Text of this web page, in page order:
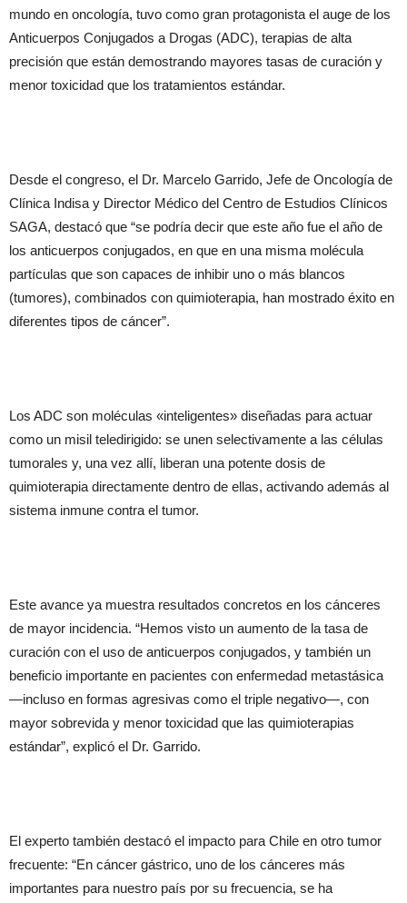
mundo en oncología, tuvo como gran protagonista el auge de los
Anticuerpos Conjugados a Drogas (ADC), terapias de alta
precisión que están demostrando mayores tasas de curación y
menor toxicidad que los tratamientos estándar.
Desde el congreso, el Dr. Marcelo Garrido, Jefe de Oncología de
Clínica Indisa y Director Médico del Centro de Estudios Clínicos
SAGA, destacó que “se podría decir que este año fue el año de
los anticuerpos conjugados, en que en una misma molécula
partículas que son capaces de inhibir uno o más blancos
(tumores), combinados con quimioterapia, han mostrado éxito en
diferentes tipos de cáncer”.
Los ADC son moléculas «inteligentes» diseñadas para actuar
como un misil teledirigido: se unen selectivamente a las células
tumorales y, una vez allí, liberan una potente dosis de
quimioterapia directamente dentro de ellas, activando además al
sistema inmune contra el tumor.
Este avance ya muestra resultados concretos en los cánceres
de mayor incidencia. “Hemos visto un aumento de la tasa de
curación con el uso de anticuerpos conjugados, y también un
beneficio importante en pacientes con enfermedad metastásica
—incluso en formas agresivas como el triple negativo—, con
mayor sobrevida y menor toxicidad que las quimioterapias
estándar”, explicó el Dr. Garrido.
El experto también destacó el impacto para Chile en otro tumor
frecuente: “En cáncer gástrico, uno de los cánceres más
importantes para nuestro país por su frecuencia, se ha